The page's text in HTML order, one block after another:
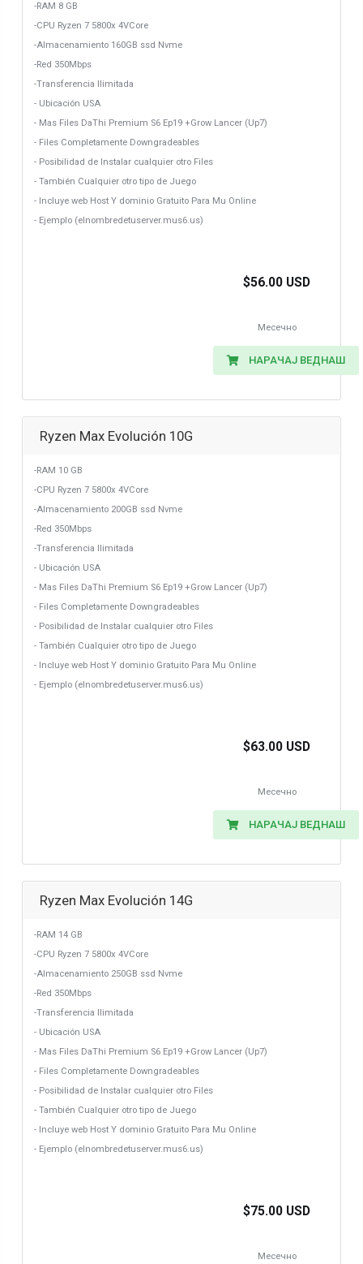
-RAM 8 GB
-CPU Ryzen 7 5800x 4VCore
-Almacenamiento 160GB ssd Nvme
-Red 350Mbps
-Transferencia Ilimitada
- Ubicación USA
- Mas Files DaThi Premium S6 Ep19 +Grow Lancer (Up7)
- Files Completamente Downgradeables
- Posibilidad de Instalar cualquier otro Files
- También Cualquier otro tipo de Juego
- Incluye web Host Y dominio Gratuito Para Mu Online
- Ejemplo (elnombredetuserver.mus6.us)
$56.00 USD
Месечно
НАРАЧАЈ ВЕДНАШ
Ryzen Max Evolución 10G
-RAM 10 GB
-CPU Ryzen 7 5800x 4VCore
-Almacenamiento 200GB ssd Nvme
-Red 350Mbps
-Transferencia Ilimitada
- Ubicación USA
- Mas Files DaThi Premium S6 Ep19 +Grow Lancer (Up7)
- Files Completamente Downgradeables
- Posibilidad de Instalar cualquier otro Files
- También Cualquier otro tipo de Juego
- Incluye web Host Y dominio Gratuito Para Mu Online
- Ejemplo (elnombredetuserver.mus6.us)
$63.00 USD
Месечно
НАРАЧАЈ ВЕДНАШ
Ryzen Max Evolución 14G
-RAM 14 GB
-CPU Ryzen 7 5800x 4VCore
-Almacenamiento 250GB ssd Nvme
-Red 350Mbps
-Transferencia Ilimitada
- Ubicación USA
- Mas Files DaThi Premium S6 Ep19 +Grow Lancer (Up7)
- Files Completamente Downgradeables
- Posibilidad de Instalar cualquier otro Files
- También Cualquier otro tipo de Juego
- Incluye web Host Y dominio Gratuito Para Mu Online
- Ejemplo (elnombredetuserver.mus6.us)
$75.00 USD
Месечно